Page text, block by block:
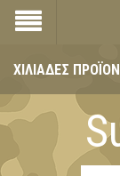
ΧΙΛΙΆΔΕΣ